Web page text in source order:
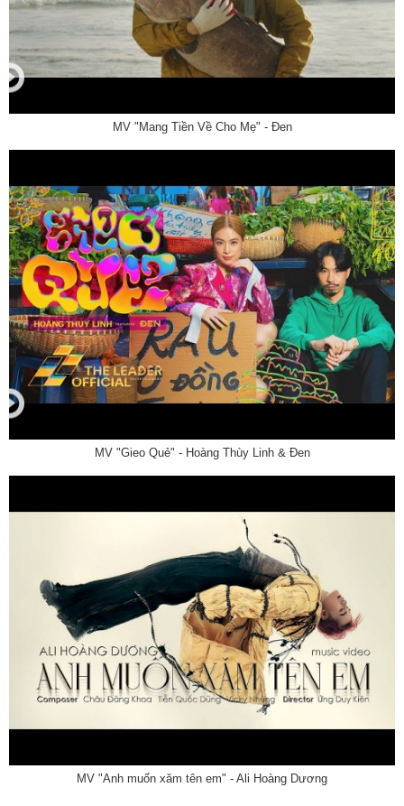
MV "Mang Tiền Về Cho Mẹ" - Đen
MV "Gieo Quẻ" - Hoàng Thùy Linh & Đen
MV "Anh muốn xăm tên em" - Ali Hoàng Dương